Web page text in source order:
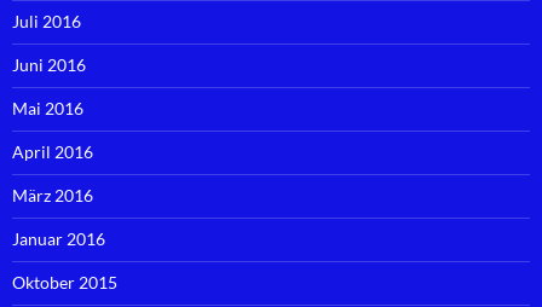
Juli 2016
Juni 2016
Mai 2016
April 2016
März 2016
Januar 2016
Oktober 2015